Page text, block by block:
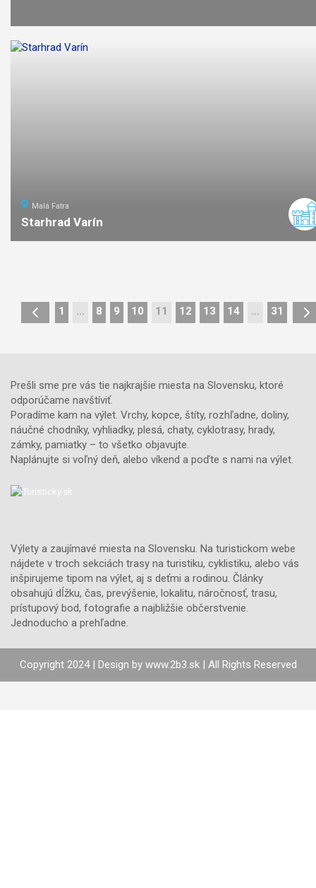
Malá Fatra
Starhrad Varín
1 … 8 9 10 11 12 13 14 … 31
Prešli sme pre vás tie najkrajšie miesta na Slovensku, ktoré
odporúčame navštíviť.
Poradíme kam na výlet. Vrchy, kopce, štíty, rozhľadne, doliny,
náučné chodníky, vyhliadky, plesá, chaty, cyklotrasy, hrady,
zámky, pamiatky – to všetko objavujte.
Naplánujte si voľný deň, alebo víkend a poďte s nami na výlet.
Výlety a zaujímavé miesta na Slovensku. Na turistickom webe
nájdete v troch sekciách trasy na turistiku, cyklistiku, alebo vás
inšpirujeme tipom na výlet, aj s deťmi a rodinou. Články
obsahujú dĺžku, čas, prevýšenie, lokalitu, náročnosť, trasu,
prístupový bod, fotografie a najbližšie občerstvenie.
Jednoducho a prehľadne.
Copyright 2024 | Design by www.2b3.sk| All Rights Reserved